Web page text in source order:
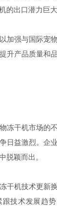
的出口潜力巨大
强与国际宠物
升产品质量和
干机市场的
日益激烈。企
脱颖而出。
机技术更新
技术发展趋